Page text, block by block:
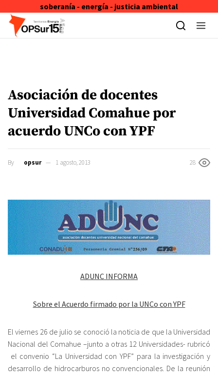
soberanía - energía - justicia ambiental
Skip to content
Asociación de docentes
Universidad Comahue por
acuerdo UNCo con YPF
By opsur 1 agosto, 2013 28
ADUNC INFORMA
Sobre el Acuerdo firmado por la UNCo con YPF
El viernes 26 de julio se conoció la noticia de que la Universidad
Nacional del Comahue –junto a otras 12 Universidades- rubricó
el convenio “La Universidad con YPF” para la investigación y
desarrollo de hidrocarburos no convencionales. De la reunión